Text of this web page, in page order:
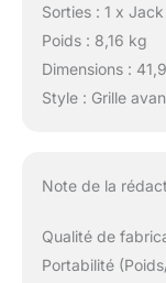
Sorties : 1 x
Poids : 8,16 kg
Dimensions :
Style : Grille
Note de la
Qualité de
Portabilité